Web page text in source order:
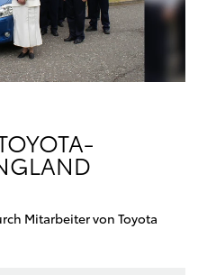
Mitarbeiter von Toyota